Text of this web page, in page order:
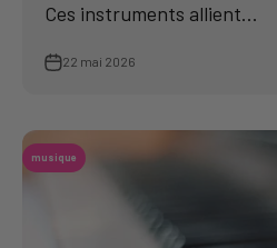
Ces instruments allient...
22 mai 2026
musique